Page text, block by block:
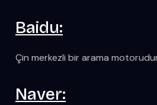
Baidu:
Çin merkezli bir arama
Naver: